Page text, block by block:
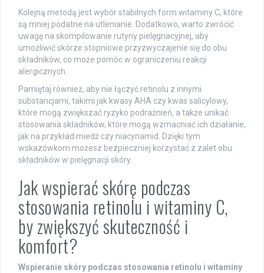
Kolejną metodą jest wybór stabilnych form witaminy C, które
są mniej podatne na utlenianie. Dodatkowo, warto zwrócić
uwagę na skompilowanie rutyny pielęgnacyjnej, aby
umożliwić skórze stopniowe przyzwyczajenie się do obu
składników, co może pomóc w ograniczeniu reakcji
alergicznych.
Pamiętaj również, aby nie łączyć retinolu z innymi
substancjami, takimi jak kwasy AHA czy kwas salicylowy,
które mogą zwiększać ryzyko podrażnień, a także unikać
stosowania składników, które mogą wzmacniać ich działanie,
jak na przykład miedź czy niacynamid. Dzięki tym
wskazówkom możesz bezpieczniej korzystać z zalet obu
składników w pielęgnacji skóry.
Jak wspierać skórę podczas
stosowania retinolu i witaminy C,
by zwiększyć skuteczność i
komfort?
Wspieranie skóry podczas stosowania retinolu i witaminy